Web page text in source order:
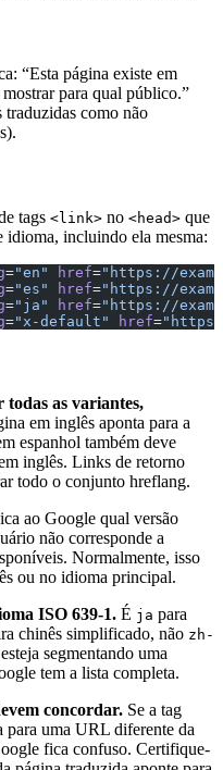
“Esta página existe em
para qual público.”
traduzidas como não
tags <link> no <head> que
idioma, incluindo ela mesma:
="en" href="https://
="es" href="https://
="ja" href="https://
="x-default" href=
todas as variantes,
em inglês aponta para a
espanhol também deve
inglês. Links de retorno
todo o conjunto hreflang.
ao Google qual versão
não corresponde a
Normalmente, isso
ou no idioma principal.
ISO 639-1. É ja para
chinês simplificado, não zh-
segmentando uma
tem a lista completa.
concordar. Se a tag
para uma URL diferente da
fica confuso. Certifique-